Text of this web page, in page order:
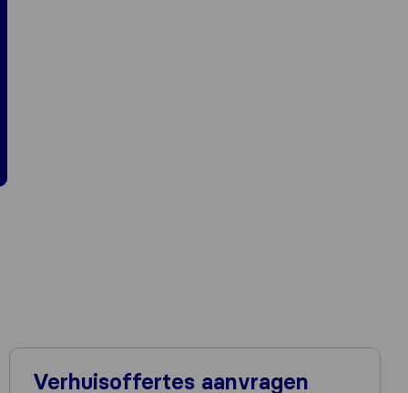
Verhuisoffertes aanvragen